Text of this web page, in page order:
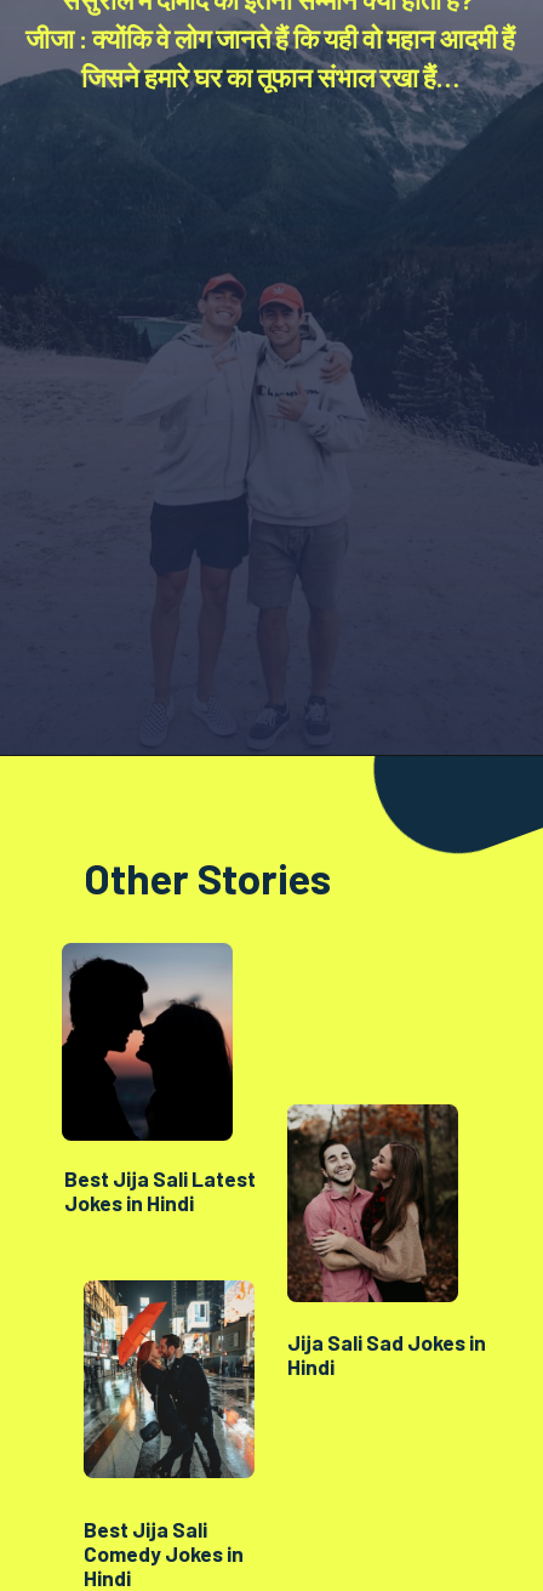
जीजा : क्योंकि वे लोग जानते हैं कि यही वो महान आदमी हैं
जिसने हमारे घर का तूफान संभाल रखा हैं…
Other Stories
Best Jija Sali Latest
Jokes in Hindi
Jija Sali Sad Jokes in
Hindi
Best Jija Sali
Comedy Jokes in
Hindi